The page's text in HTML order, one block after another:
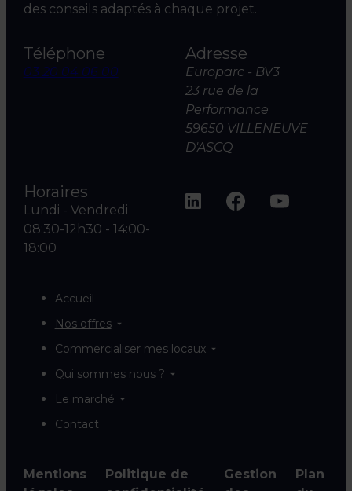
des conseils adaptés à chaque projet.
Téléphone
03 20 04 06 00
Adresse
Europarc - BV3
23 rue de la
Performance
59650 VILLENEUVE
D'ASCQ
Horaires
Lundi - Vendredi
08:30-12h30 - 14:00-
18:00
Accueil
Nos offres
Commercialiser mes locaux
Qui sommes nous ?
Le marché
Contact
Mentions
Politique de
Gestion
Plan